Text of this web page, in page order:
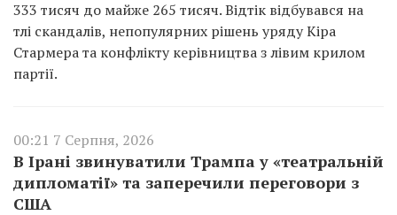
333 тисяч до майже 265 тисяч. Відтік відбувався на
тлі скандалів, непопулярних рішень уряду Кіра
Стармера та конфлікту керівництва з лівим крилом
партії.
00:21 7 Серпня, 2026
В Ірані звинуватили Трампа у «театральній
дипломатії» та заперечили переговори з
США